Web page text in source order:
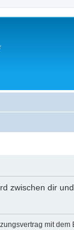
zwischen dir
mit